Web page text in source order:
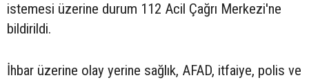
istemesi üzerine durum 112 Acil Çağrı Merkezi'ne
bildirildi.
İhbar üzerine olay yerine sağlık, AFAD, itfaiye, polis ve